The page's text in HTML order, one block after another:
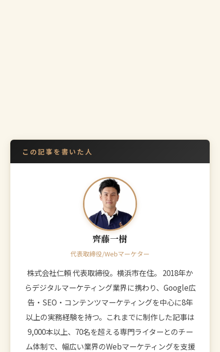
この記事を書いた人
齊藤一樹
代表取締役/Webマーケター
株式会社仁頼 代表取締役。横浜市在住。 2018年か
らデジタルマーケティング業界に携わり、Google広
告・SEO・コンテンツマーケティングを中心に8年
以上の実務経験を持つ。これまでに制作した記事は
9,000本以上、70名を超える専門ライターとのチー
ム体制で、幅広い業界のWebマーケティングを支援